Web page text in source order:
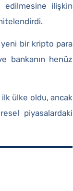
edilmesine ilişkin
yeni bir kripto para
bankanın henüz
ilk ülke oldu, ancak
piyasalardaki